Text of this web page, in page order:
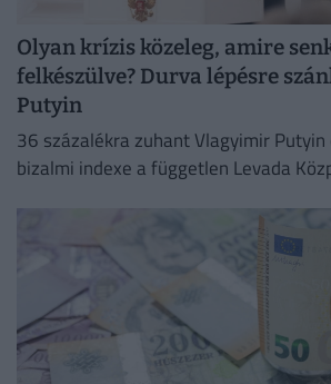
Olyan krízis közeleg, amire
felkészülve? Durva lépésre
Putyin
36 százalékra zuhant Vlagyimir
bizalmi indexe a független Levada